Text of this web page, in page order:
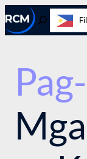
Laktawan
ang
nilalaman
I-
toggle